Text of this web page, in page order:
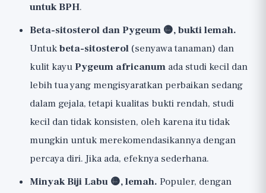
untuk BPH.
Beta-sitosterol dan Pygeum 🟡, bukti lemah.
Untukbeta-sitosterol (senyawa tanaman) dan
kulit kayuPygeum africanum ada studi kecil dan
lebih tua yang mengisyaratkan perbaikan sedang
dalam gejala, tetapi kualitas bukti rendah, studi
kecil dan tidak konsisten, oleh karena itu tidak
mungkin untuk merekomendasikannya dengan
percaya diri. Jika ada, efeknya sederhana.
Minyak Biji Labu 🟡, lemah. Populer, dengan